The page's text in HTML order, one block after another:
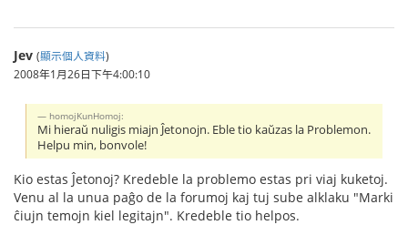
Jev (顯示個人資料)
2008年1月26日下午4:00:10
homojKunHomoj:
Mi hieraŭ nuligis miajn Ĵetonojn. Eble tio kaŭzas la Problemon.
Helpu min, bonvole!
Kio estas Ĵetonoj? Kredeble la problemo estas pri viaj kuketoj.
Venu al la unua paĝo de la forumoj kaj tuj sube alklaku "Marki
ĉiujn temojn kiel legitajn". Kredeble tio helpos.